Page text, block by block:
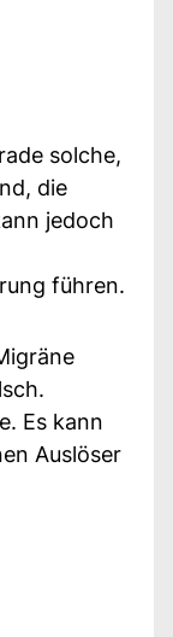
solche,
die
jedoch
führen.
Es kann
Auslöser